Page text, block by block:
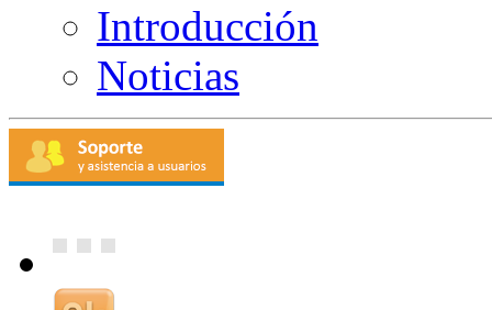
Introducción
Noticias